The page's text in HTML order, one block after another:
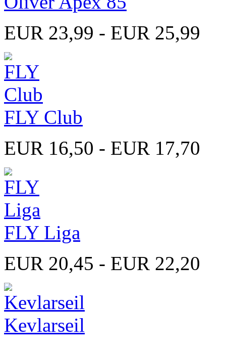
EUR 23,99 - EUR 25,99
FLY Club
EUR 16,50 - EUR 17,70
FLY Liga
EUR 20,45 - EUR 22,20
Kevlarseil